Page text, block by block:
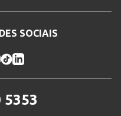
SOCIAIS
5353